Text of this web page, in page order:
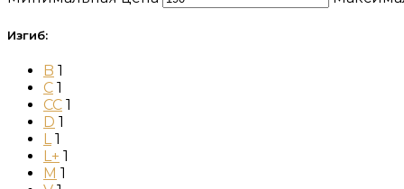
Изгиб:
B 1
C 1
CC 1
D 1
L 1
L+ 1
M 1